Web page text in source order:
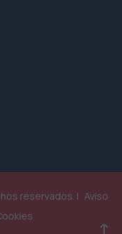
reservados. | Aviso